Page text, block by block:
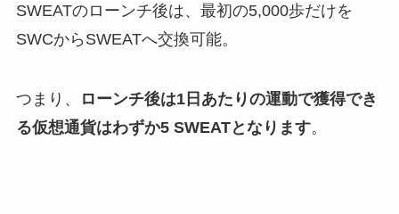
SWEATのローンチ後は、最初の5,000歩だけを
SWCからSWEATへ交換可能。
つまり、
ローンチ後は1日あたりの運動で獲得でき
る仮想通貨はわずか5 SWEATとなります。